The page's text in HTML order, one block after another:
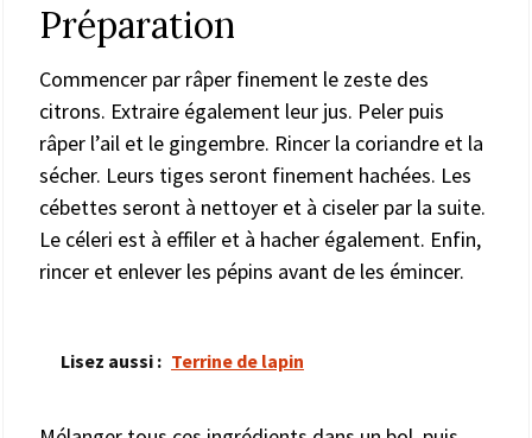
Préparation
Commencer par râper finement le zeste des
citrons. Extraire également leur jus. Peler puis
râper l’ail et le gingembre. Rincer la coriandre et la
sécher. Leurs tiges seront finement hachées. Les
cébettes seront à nettoyer et à ciseler par la suite.
Le céleri est à effiler et à hacher également. Enfin,
rincer et enlever les pépins avant de les émincer.
Lisez aussi : Terrine de lapin